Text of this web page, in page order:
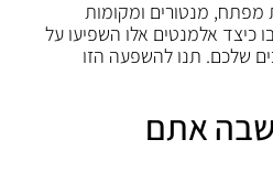
מפתח, מנטורים ומקומות
כיצד אלמנטים אלו השפיעו על
שלכם. תנו להשפעה הזו
שבה אתם